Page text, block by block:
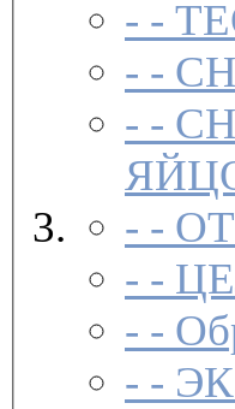
- -
- -
- -
- -
- -
- -
- -